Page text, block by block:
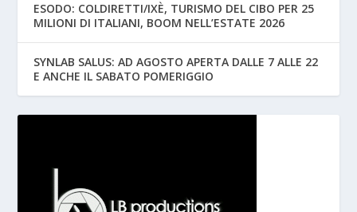
ESODO: COLDIRETTI/IXÈ, TURISMO DEL CIBO PER 25
MILIONI DI ITALIANI, BOOM NELL’ESTATE 2026
SYNLAB SALUS: AD AGOSTO APERTA DALLE 7 ALLE 22
E ANCHE IL SABATO POMERIGGIO